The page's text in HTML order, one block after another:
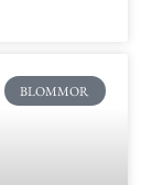
BLOMMOR